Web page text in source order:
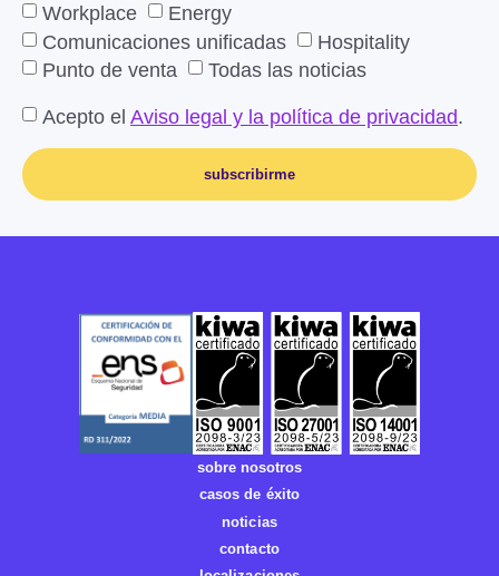
Workplace
Energy
Comunicaciones unificadas
Hospitality
Punto de venta
Todas las noticias
Acepto el Aviso legal y la política de privacidad.
subscribirme
sobre nosotros
casos de éxito
noticias
contacto